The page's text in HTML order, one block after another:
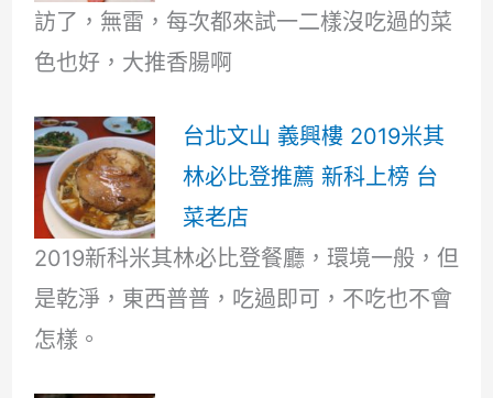
訪了，無雷，每次都來試一二樣沒吃過的菜
色也好，大推香腸啊
台北文山 義興樓 2019米其
林必比登推薦 新科上榜 台
菜老店
2019新科米其林必比登餐廳，環境一般，但
是乾淨，東西普普，吃過即可，不吃也不會
怎樣。